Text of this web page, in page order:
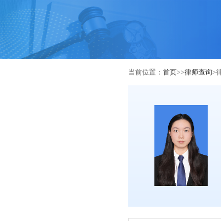
当前位置： 首页>>律师查询>